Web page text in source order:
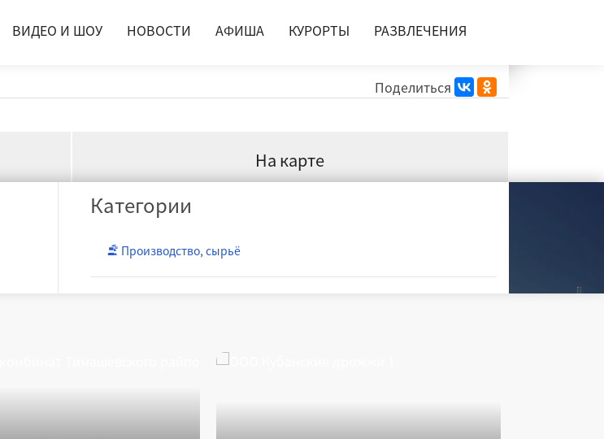
ВИДЕО И ШОУ НОВОСТИ АФИША КУРОРТЫ РАЗВЛЕЧЕНИЯ
Поделиться
На карте
Категории
Производство, сырьё